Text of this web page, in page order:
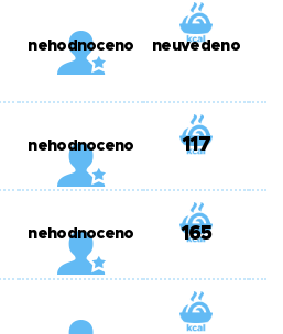
nehodnoceno neuvedeno
nehodnoceno 117
nehodnoceno 165